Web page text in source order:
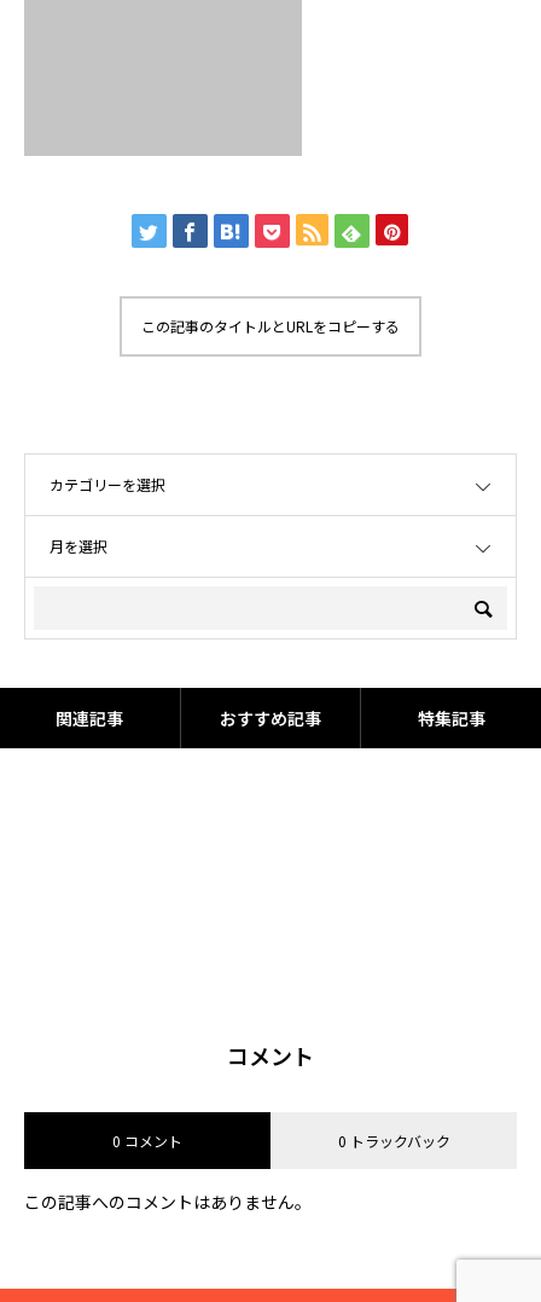
この記事のタイトルとURLをコピーする
関連記事 おすすめ記事 特集記事
コメント
0 コメント 0 トラックバック
この記事へのコメントはありません。